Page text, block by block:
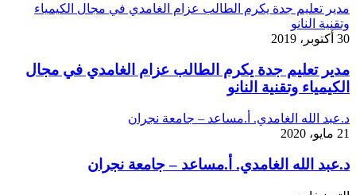
مدير تعليم جدة يكرم الطالب عزام الغامدي في مجال الكيمياء
وتقنية النانو
30 أكتوبر، 2019
مدير تعليم جدة يكرم الطالب عزام الغامدي في مجال
الكيمياء وتقنية النانو
د.عبد الله الغامدي. أ.مساعد – جامعة نجران
21 مايو، 2020
د.عبد الله الغامدي. أ.مساعد – جامعة نجران